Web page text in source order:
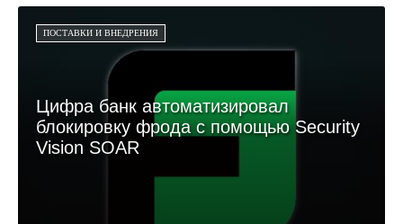
ПОСТАВКИ И ВНЕДРЕНИЯ
Цифра банк автоматизировал
блокировку фрода с помощью Security
Vision SOAR